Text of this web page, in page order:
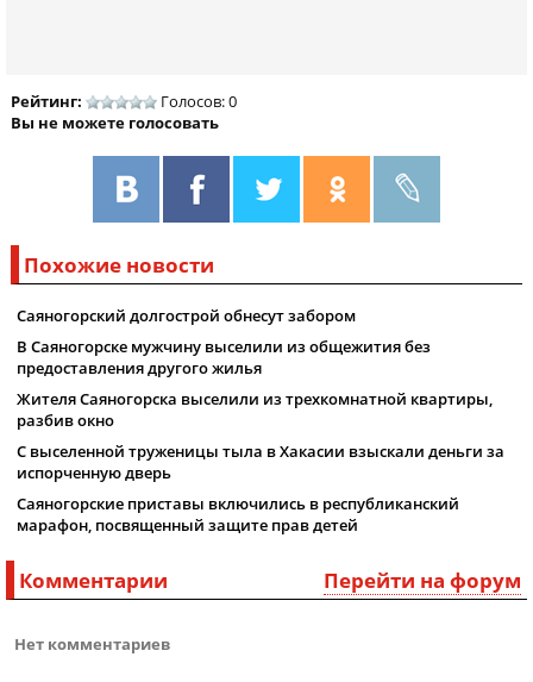
Рейтинг:
Голосов: 0
Вы не можете голосовать
Похожие новости
Саяногорский долгострой обнесут забором
В Саяногорске мужчину выселили из общежития без
предоставления другого жилья
Жителя Саяногорска выселили из трехкомнатной квартиры,
разбив окно
С выселенной труженицы тыла в Хакасии взыскали деньги за
испорченную дверь
Саяногорские приставы включились в республиканский
марафон, посвященный защите прав детей
Перейти на форум
Комментарии
Нет комментариев